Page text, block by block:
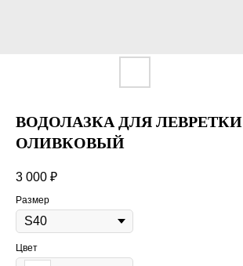
ВОДОЛАЗКА ДЛЯ ЛЕВРЕТКИ
ОЛИВКОВЫЙ
3 000 ₽
Размер
Цвет